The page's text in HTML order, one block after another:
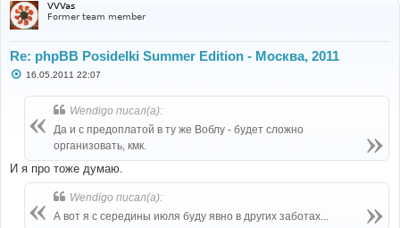
VVVas
Former team member
Re: phpBB Posidelki Summer Edition - Москва, 2011
С
е
16.05.2011 22:07
Wendigo писал(а):
Да и с предоплатой в ту же Воблу - будет сложно
организовать, кмк.
И я про тоже думаю.
Wendigo писал(а):
А вот я с середины июля буду явно в других заботах...